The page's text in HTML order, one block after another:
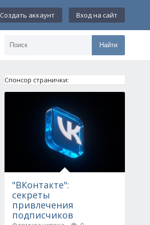
Создать аккаунт Вход на сайт
Найти
Спонсор странички:
"ВКонтакте":
секреты
привлечения
подписчиков